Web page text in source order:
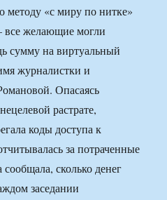
методу «с миру по нитке»
все желающие могли
сумму на виртуальный
журналистки и
Опасаясь
растрате,
коды доступа к
за потраченные
сколько денег
заседании